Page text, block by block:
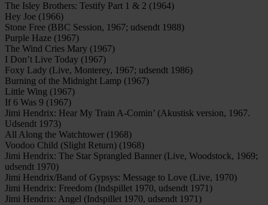
The Isley Brothers: Testify Part 1 & 2 (1964)
Hey Joe (1966)
Stone Free (BBC Session, 1967; udsendt 1988)
Purple Haze (1967)
The Wind Cries Mary (1967)
I Don’t Live Today (1967)
Foxy Lady (Live, Monterey, 1967; udsendt 1986)
Burning of the Midnight Lamp (1967)
Little Wing (1967)
If 6 Was 9 (1967)
Jimi Hendrix: Hear My Train A-Comin’ (Akustisk version, 1967.
Udsendt 1973)
All Along the Watchtower (1968)
Voodoo Child (Slight Return) (1968)
Jimi Hendrix: The Star Sprangled Banner (Live, Woodstock, 1969;
udsendt 1970)
Jimi Hendrix/Band of Gypsys: Message to Love (Live, 1970)
Jimi Hendrix: Freedom (Indspillet 1970, udsendt 1971)
Jimi Hendrix: Angel (Indspillet 1970, udsendt 1971)